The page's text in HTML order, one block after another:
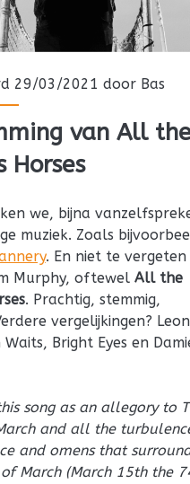
29/03/2021 door Bas
van All the
Horses
we, bijna
muziek. Zoals
. En niet te
Murphy, oftewel All the
. Prachtig, stemmig,
vergelijkingen?
Waits, Bright Eyes en
song as an allegory to
and all the
and omens that
March (March 15th the